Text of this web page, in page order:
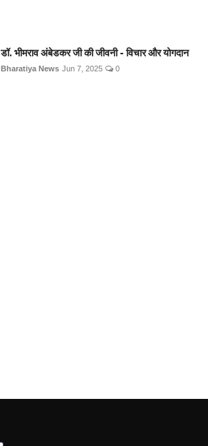
डॉ. भीमराव अंबेडकर जी की जीवनी - विचार और योगदान
Bharatiya News Jun 7, 2025 0